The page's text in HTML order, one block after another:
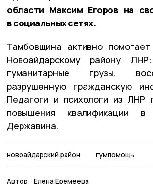
области Максим Егоров на
в социальных сетях.
Тамбовщина активно
Новоайдарскому району
гуманитарные грузы,
разрушенную гражданскую
Педагоги и психологи из ЛНР
повышения квалификации
Державина.
новоайдарский район гумпомощь
Автор: Елена Еремеева